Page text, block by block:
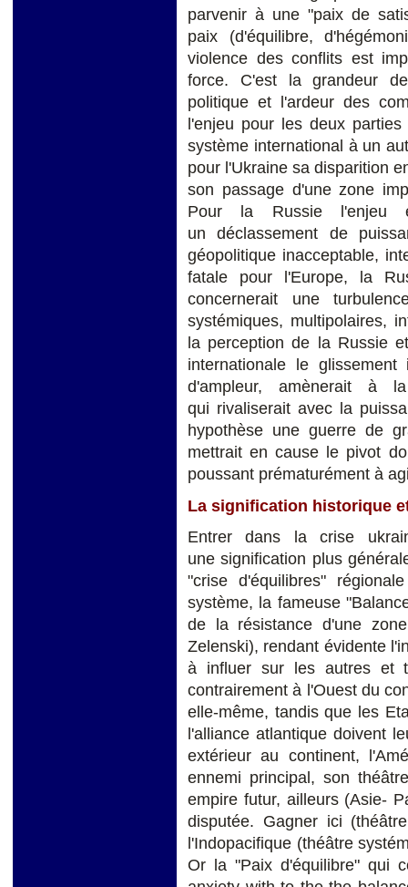
parvenir à une "paix de
paix (d'équilibre,
violence des conflits est
force. C'est la grandeur
politique et l'ardeur des
l'enjeu pour les deux
système international à un
pour l'Ukraine sa disparition
son passage d'une zone
Pour la Russie l'enjeu
un déclassement de
géopolitique inacceptable,
fatale pour l'Europe, la
concernerait une
systémiques, multipolaires,
la perception de la Russie
internationale le
d'ampleur, amènerait à
qui rivaliserait avec la
hypothèse une guerre de
mettrait en cause le pivot
poussant prématurément à
La signification historique
Entrer dans la crise
une signification plus
"crise d'équilibres"
système, la fameuse
de la résistance d'une
Zelenski), rendant évidente
à influer sur les autres et
contrairement à l'Ouest du
elle-même, tandis que les
l'alliance atlantique doivent
extérieur au continent,
ennemi principal, son
empire futur, ailleurs (Asie-
disputée. Gagner ici
l'Indopacifique (théâtre
Or la "Paix d'équilibre" qui